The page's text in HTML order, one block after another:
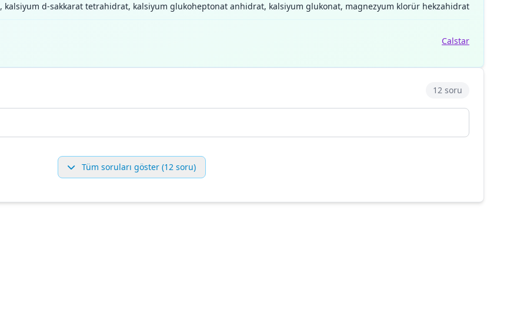
kalsiyum d-sakkarat tetrahidrat, kalsiyum glukoheptonat anhidrat, kalsiyum glukonat, magnezyum klorür hekzahidrat
Calstar
12 soru
Tüm soruları göster (12 soru)